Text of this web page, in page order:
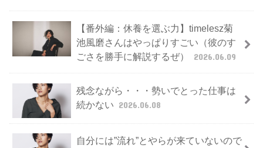
【番外編：休養を選ぶ力】timelesz菊
池風磨さんはやっぱりすごい（彼のす
ごさを勝手に解説するぜ）
2026.06.09
残念ながら・・・勢いでとった仕事は
続かない 2026.06.08
自分には”流れ”とやらが来ていないので